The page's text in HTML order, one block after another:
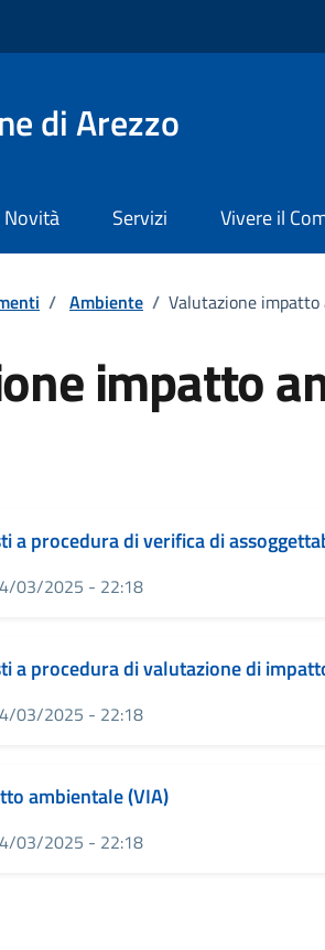
di Arezzo
Novità Servizi Vivere il
/ Ambiente / Valutazione impatto
impatto
a procedura di verifica di
03/2025 - 22:18
a procedura di valutazione di
03/2025 - 22:18
ambientale (VIA)
03/2025 - 22:18